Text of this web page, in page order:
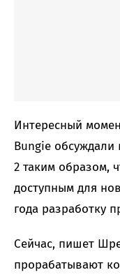
Интересный
Bungie обсуждали
2 таким образом,
доступным для
года разработку
Сейчас, пишет
прорабатывают